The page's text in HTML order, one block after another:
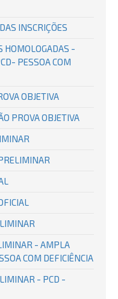
INSCRIÇÕES
HOMOLOGADAS -
PESSOA COM
OBJETIVA
PROVA OBJETIVA
- AMPLA
COM DEFICIÊNCIA
- PCD -